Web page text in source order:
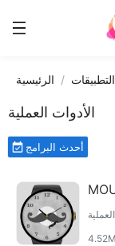
الرئيسية التطبيقات
الأدوات العملية
أحدث البرامج